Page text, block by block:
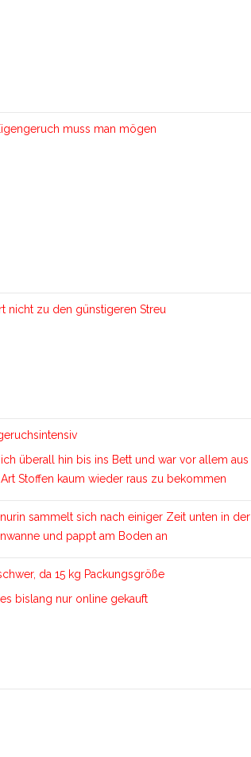
muss man mögen
nicht zu den günstigeren Streu
überall hin bis ins Bett und war vor allem aus
Stoffen kaum wieder raus zu bekommen
sammelt sich nach einiger Zeit unten in der
und pappt am Boden an
da 15 kg Packungsgröße
bislang nur online gekauft